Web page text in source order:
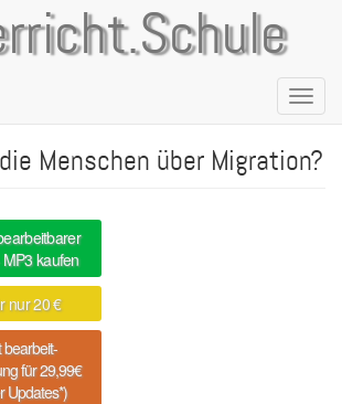
Menschen über Migration?
kaufen
nur 20 €
für 29,99€
Updates*)